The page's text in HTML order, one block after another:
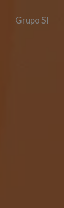
Grupo SI